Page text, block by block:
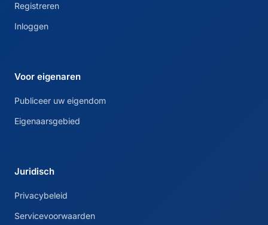
Registreren
Inloggen
Voor eigenaren
Publiceer uw eigendom
Eigenaarsgebied
Juridisch
Privacybeleid
Servicevoorwaarden